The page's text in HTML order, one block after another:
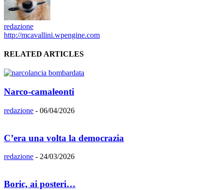
redazione
http://mcavallini.wpengine.com
RELATED ARTICLES
Narco-camaleonti
redazione - 06/04/2026
C’era una volta la democrazia
redazione - 24/03/2026
Boric, ai posteri…